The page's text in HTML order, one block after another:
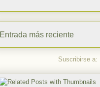
Entrada más reciente
Suscribirse a: